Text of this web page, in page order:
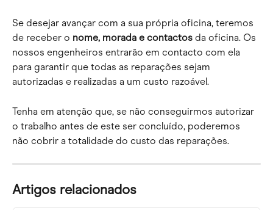
Se desejar avançar com a sua própria oficina, teremos
de receber o nome, morada e contactos da oficina. Os
nossos engenheiros entrarão em contacto com ela
para garantir que todas as reparações sejam
autorizadas e realizadas a um custo razoável.
Tenha em atenção que, se não conseguirmos autorizar
o trabalho antes de este ser concluído, poderemos
não cobrir a totalidade do custo das reparações.
Artigos relacionados